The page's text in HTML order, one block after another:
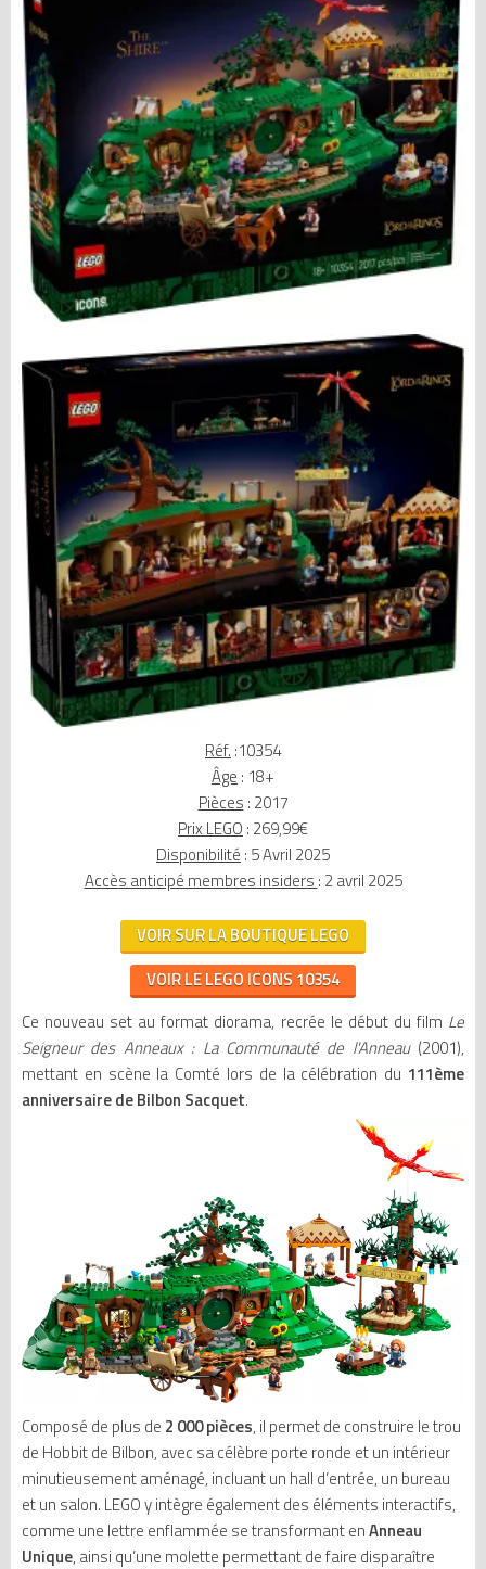
Réf. :10354
Âge : 18+
Pièces : 2017
Prix LEGO : 269,99€
Disponibilité : 5 Avril 2025
Accès anticipé membres insiders : 2 avril 2025
VOIR SUR LA BOUTIQUE LEGO
VOIR LE LEGO ICONS 10354
Ce nouveau set au format diorama, recrée le début du film Le
Seigneur des Anneaux : La Communauté de l'Anneau(2001),
mettant en scène la Comté lors de la célébration du 111ème
anniversaire de Bilbon Sacquet.
Composé de plus de 2 000 pièces, il permet de construire le trou
de Hobbit de Bilbon, avec sa célèbre porte ronde et un intérieur
minutieusement aménagé, incluant un hall d’entrée, un bureau
et un salon. LEGO y intègre également des éléments interactifs,
comme une lettre enflammée se transformant enAnneau
Unique, ainsi qu’une molette permettant de faire disparaître